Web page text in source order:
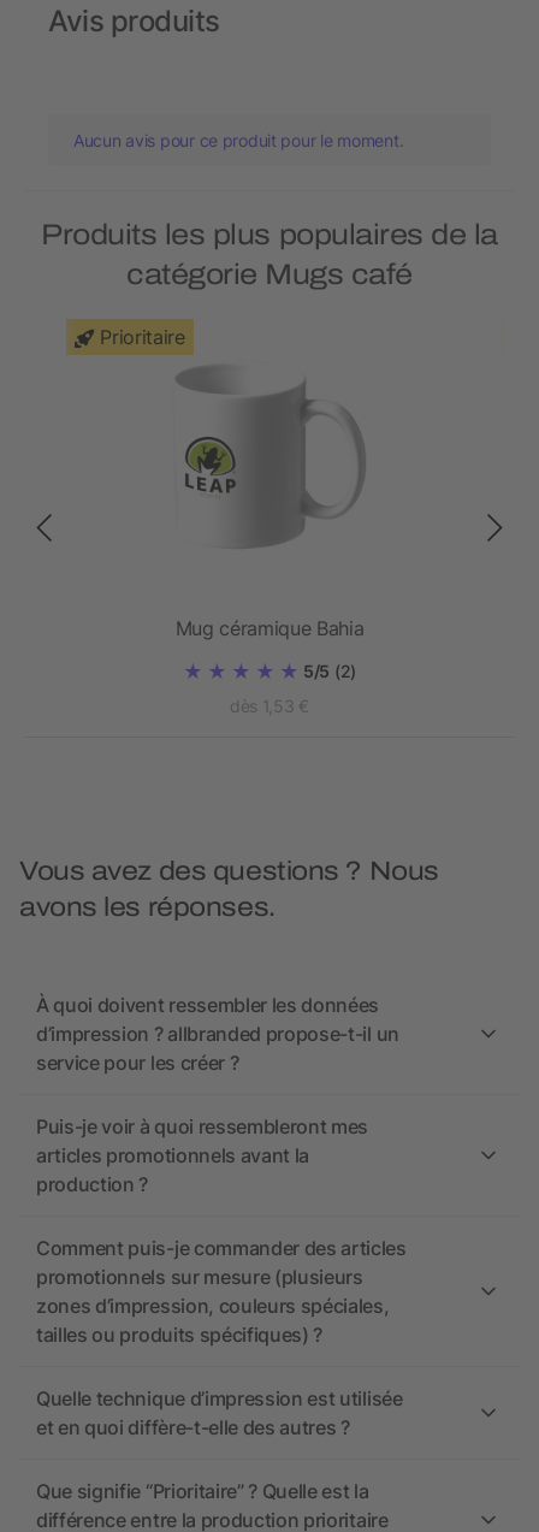
Avis produits
Aucun avis pour ce produit pour le moment.
Produits les plus populaires de la
catégorie Mugs café
Prioritaire
Mug céramique Bahia
5/5 (2)
dès 1,53 €
Vous avez des questions ? Nous
avons les réponses.
À quoi doivent ressembler les données
d’impression ? allbranded propose-t-il un
service pour les créer ?
Puis-je voir à quoi ressembleront mes
articles promotionnels avant la
production ?
Comment puis-je commander des articles
promotionnels sur mesure (plusieurs
zones d’impression, couleurs spéciales,
tailles ou produits spécifiques) ?
Quelle technique d’impression est utilisée
et en quoi diffère-t-elle des autres ?
Que signifie “Prioritaire” ? Quelle est la
différence entre la production prioritaire